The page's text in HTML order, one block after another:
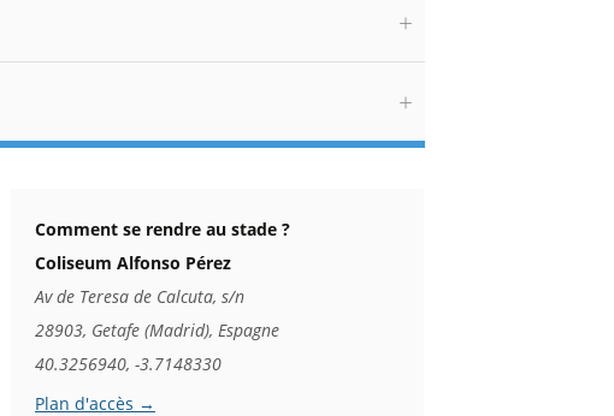
Comment se rendre au stade ?
Coliseum Alfonso Pérez
Av de Teresa de Calcuta, s/n
28903, Getafe (Madrid), Espagne
40.3256940, -3.7148330
Plan d'accès →